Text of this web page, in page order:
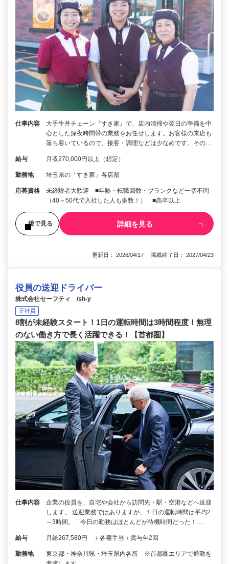
仕事内容
大手牛丼チェーン『すき家』で、店内清掃や翌日の準備を中
心とした深夜時間帯の業務をお任せします。お客様の来店も
落ち着いているので、接客・調理などは少なめです。その…
給与 月収270,000円以上（想定）
勤務地 埼玉県の「すき家」各店舗
応募資格
未経験者大歓迎 ■年齢・転職回数・ブランクなど一切不問
（40～50代で入社した人も多数！） ■高卒以上
後で見る 詳細を見る
更新日： 2026/04/17 掲載終了日： 2027/04/23
役員の送迎ドライバー
株式会社セーフティ /sh-y
正社員
8割が未経験スタート！1日の運転時間は3時間程度！無理
のない働き方で長く活躍できる！【首都圏】
仕事内容
企業の役員を、自宅や会社から訪問先・駅・空港などへ送迎
します。 送迎業務ではありますが、１日の運転時間は平均2
～3時間。「今日の勤務はほとんどが待機時間だった！…
給与 月給267,580円 ＋各種手当＋賞与年2回
勤務地
東京都・神奈川県・埼玉県内各所 ※首都圏エリアで通勤を